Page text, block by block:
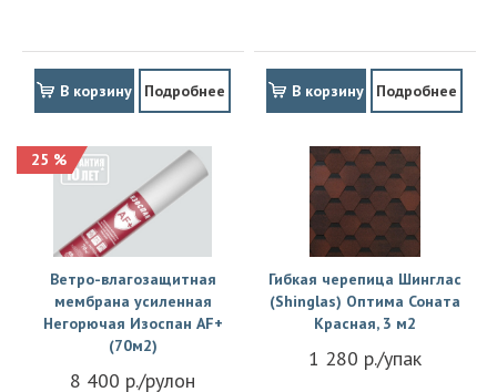
В корзину Подробнее В корзину Подробнее
25 %
Ветро-влагозащитная
мембрана усиленная
Негорючая Изоспан АF+
(70м2)
8 400 р./рулон
Гибкая черепица Шинглас
(Shinglas) Оптима Соната
Красная, 3 м2
1 280 р./упак